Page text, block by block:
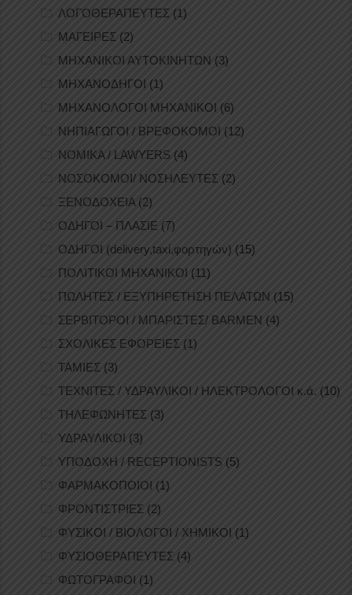
ΛΟΓΟΘΕΡΑΠΕΥΤΕΣ (1)
ΜΑΓΕΙΡΕΣ (2)
ΜΗΧΑΝΙΚΟΙ ΑΥΤΟΚΙΝΗΤΩΝ (3)
ΜΗΧΑΝΟΔΗΓΟΙ (1)
ΜΗΧΑΝΟΛΟΓΟΙ ΜΗΧΑΝΙΚΟΙ (6)
ΝΗΠΙΑΓΩΓΟΙ / ΒΡΕΦΟΚΟΜΟΙ (12)
ΝΟΜΙΚΑ / LAWYERS (4)
ΝΟΣΟΚΟΜΟΙ/ ΝΟΣΗΛΕΥΤΕΣ (2)
ΞΕΝΟΔΟΧΕΙΑ (2)
ΟΔΗΓΟΙ – ΠΛΑΣΙΕ (7)
ΟΔΗΓΟΙ (delivery,taxi,φορτηγών) (15)
ΠΟΛΙΤΙΚΟΙ ΜΗΧΑΝΙΚΟΙ (11)
ΠΩΛΗΤΕΣ / ΕΞΥΠΗΡΕΤΗΣΗ ΠΕΛΑΤΩΝ (15)
ΣΕΡΒΙΤΟΡΟΙ / ΜΠΑΡΙΣΤΕΣ/ BARMEN (4)
ΣΧΟΛΙΚΕΣ ΕΦΟΡΕΙΕΣ (1)
ΤΑΜΙΕΣ (3)
ΤΕΧΝΙΤΕΣ / ΥΔΡΑΥΛΙΚΟΙ / ΗΛΕΚΤΡΟΛΟΓΟΙ κ.ά. (10)
ΤΗΛΕΦΩΝΗΤΕΣ (3)
ΥΔΡΑΥΛΙΚΟΙ (3)
ΥΠΟΔΟΧΗ / RECEPTIONISTS (5)
ΦΑΡΜΑΚΟΠΟΙΟΙ (1)
ΦΡΟΝΤΙΣΤΡΙΕΣ (2)
ΦΥΣΙΚΟΙ / ΒΙΟΛΟΓΟΙ / ΧΗΜΙΚΟΙ (1)
ΦΥΣΙΟΘΕΡΑΠΕΥΤΕΣ (4)
ΦΩΤΟΓΡΑΦΟΙ (1)